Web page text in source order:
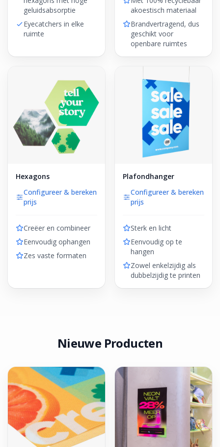
geluidsabsorptie
Eyecatchers in elke
ruimte
akoestisch materiaal
Brandvertragend, dus
geschikt voor
openbare ruimtes
Hexagons
Configureer & bereken
prijs
Creëer en combineer
Eenvoudig ophangen
Zes vaste formaten
Plafondhanger
Configureer & bereken
prijs
Sterk en licht
Eenvoudig op te
hangen
Zowel enkelzijdig als
dubbelzijdig te printen
Nieuwe Producten